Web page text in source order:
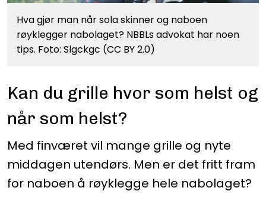
Hva gjør man når sola skinner og naboen
røyklegger nabolaget? NBBLs advokat har noen
tips. Foto: Slgckgc (CC BY 2.0)
Kan du grille hvor som helst og
når som helst?
Med finværet vil mange grille og nyte
middagen utendørs. Men er det fritt fram
for naboen å røyklegge hele nabolaget?